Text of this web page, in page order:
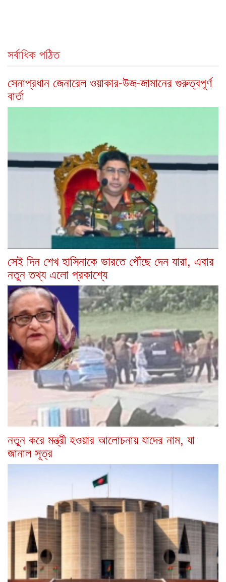
সর্বাধিক পঠিত
সেনাপ্রধান জেনারেল ওয়াকার-উজ-জামানের গুরুত্বপূর্ণ
বার্তা
সেই দিন শেখ হাসিনাকে ভারতে পৌঁছে দেন যারা, এবার
নতুন তথ্য এলো প্রকাশ্যে
নতুন করে মন্ত্রী হওয়ার আলোচনায় যাদের নাম, যা
জানাল সূত্র